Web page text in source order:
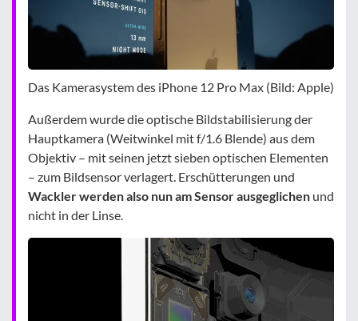
Das Kamerasystem des iPhone 12 Pro Max (Bild: Apple)
Außerdem wurde die optische Bildstabilisierung der
Hauptkamera (Weitwinkel mit f/1.6 Blende) aus dem
Objektiv – mit seinen jetzt sieben optischen Elementen
– zum Bildsensor verlagert. Erschütterungen und
Wackler werden also nun am Sensor ausgeglichen und
nicht in der Linse.